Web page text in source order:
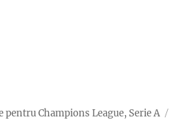
Champions League, Serie A